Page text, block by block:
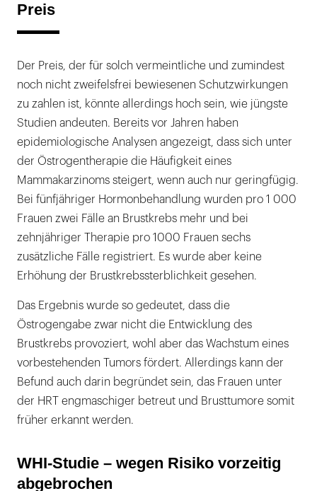
Preis
Der Preis, der für solch vermeintliche und zumindest
noch nicht zweifelsfrei bewiesenen Schutzwirkungen
zu zahlen ist, könnte allerdings hoch sein, wie jüngste
Studien andeuten. Bereits vor Jahren haben
epidemiologische Analysen angezeigt, dass sich unter
der Östrogentherapie die Häufigkeit eines
Mammakarzinoms steigert, wenn auch nur geringfügig.
Bei fünfjähriger Hormonbehandlung wurden pro 1 000
Frauen zwei Fälle an Brustkrebs mehr und bei
zehnjähriger Therapie pro 1000 Frauen sechs
zusätzliche Fälle registriert. Es wurde aber keine
Erhöhung der Brustkrebssterblichkeit gesehen.
Das Ergebnis wurde so gedeutet, dass die
Östrogengabe zwar nicht die Entwicklung des
Brustkrebs provoziert, wohl aber das Wachstum eines
vorbestehenden Tumors fördert. Allerdings kann der
Befund auch darin begründet sein, das Frauen unter
der HRT engmaschiger betreut und Brusttumore somit
früher erkannt werden.
WHI-Studie – wegen Risiko vorzeitig
abgebrochen